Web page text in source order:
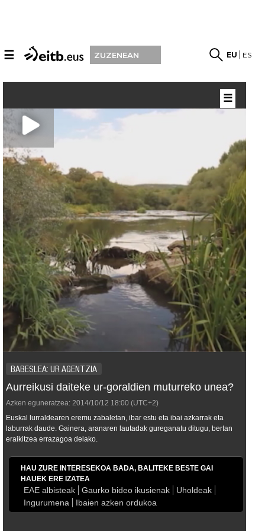
☰ ZUZENEAN EU ES
BABESLEA: UR AGENTZIA
Aurreikusi daiteke ur-goraldien muturreko unea?
Azken eguneratzea: 2014/10/12 18:00 (UTC+2)
Euskal lurraldearen eremu zabaletan, ibar estu eta ibai azkarrak eta
laburrak daude. Gainera, aranaren lautadak gureganatu ditugu, bertan
eraikitzea errazagoa delako.
HAU ZURE INTERESEKOA BADA, BALITEKE BESTE GAI
HAUEK ERE IZATEA
EAE albisteak Gaurko bideo ikusienak
Uholdeak
Ingurumena
Ibaien azken ordukoa
☰